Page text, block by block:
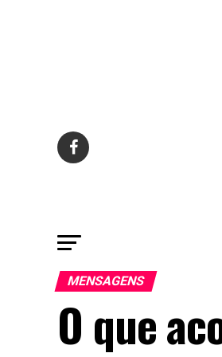
MENSAGENS
O que